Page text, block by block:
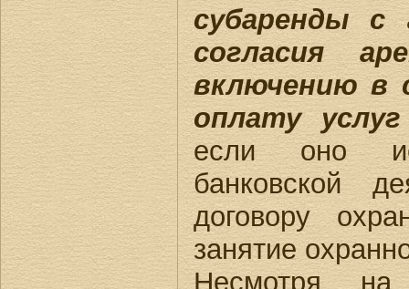
субаренды с
согласия
включению в
оплату
если оно
банковской
договору
занятие
Несмотря